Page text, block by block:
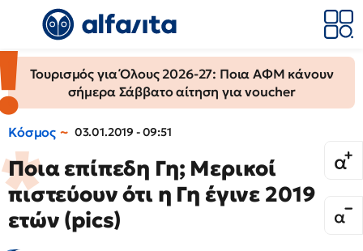
Τουρισμός για Όλους 2026-27: Ποια ΑΦΜ κάνουν
σήμερα Σάββατο αίτηση για voucher
Κόσμος 03.01.2019 - 09:51
Ποια επίπεδη Γη; Μερικοί
πιστεύουν ότι η Γη έγινε 2019
ετών (pics)